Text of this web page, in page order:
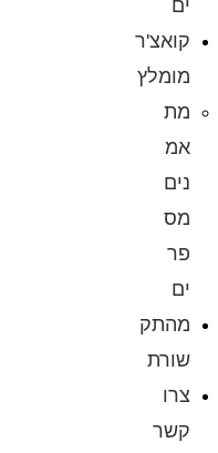
ים
קואצ'ר
מומלץ
מת
אמ
נים
מס
פר
ים
מהתק
שורת
צרו
קשר